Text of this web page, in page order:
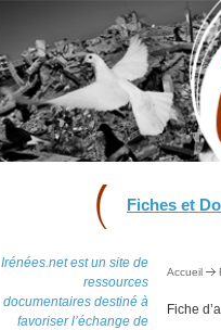
Fiches et
Irénées.net est un site de
ressources
documentaires destiné à
favoriser l’échange de
Accueil
Fiche